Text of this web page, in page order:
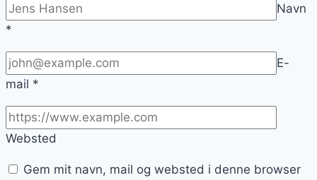
Navn
*
E-
mail *
Websted
Gem mit navn, mail og websted i denne browser